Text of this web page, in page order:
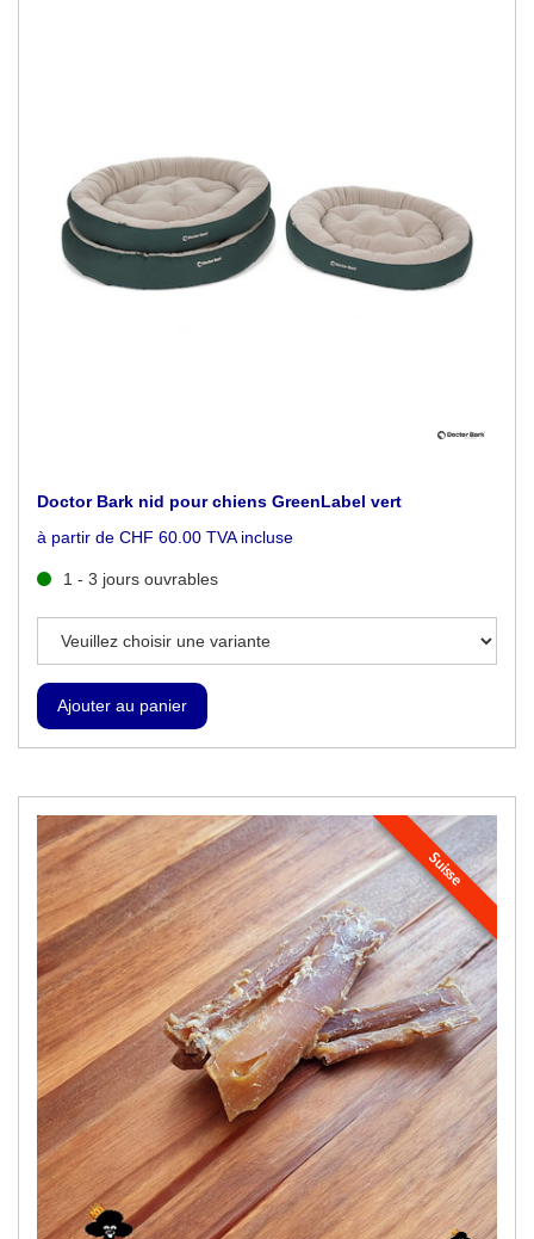
Doctor Bark nid pour chiens GreenLabel vert
à partir de CHF 60.00 TVA incluse
1 - 3 jours ouvrables
Suisse